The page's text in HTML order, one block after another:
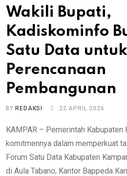
Wakili Bupati,
Kadiskominfo
Satu Data
Perencanaan
Pembangunan
BYREDAKSI 22 APRIL 2026
KAMPAR – Pemerintah Kabupaten
komitmennya dalam memperkuat
Forum Satu Data Kabupaten
di Aula Tabano, Kantor Bappeda